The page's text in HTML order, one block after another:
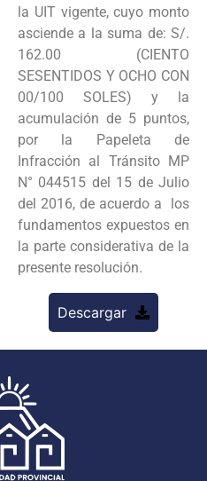
la UIT vigente, cuyo monto
asciende a la suma de: S/.
162.00 (CIENTO
SESENTIDOS Y OCHO CON
00/100 SOLES) y la
acumulación de 5 puntos,
por la Papeleta de
Infracción al Tránsito MP
N° 044515 del 15 de Julio
del 2016, de acuerdo a los
fundamentos expuestos en
la parte considerativa de la
presente resolución.
Descargar